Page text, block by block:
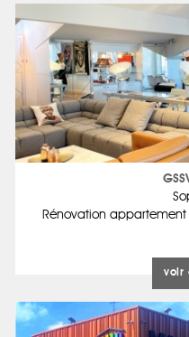
Rénovation appartement
voir